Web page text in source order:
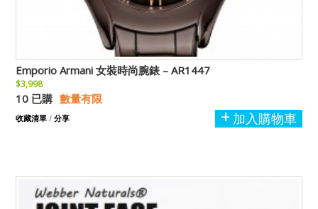
Emporio Armani 女裝時尚腕錶 – AR1447
$3,998
10 已購 數量有限
加入購物車
收藏清單 / 分享